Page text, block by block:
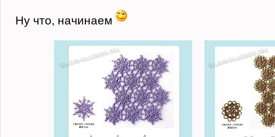
Ну что, начинаем